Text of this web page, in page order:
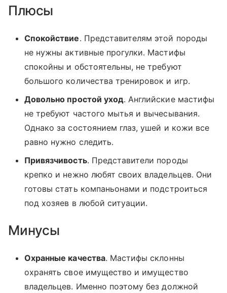
Плюсы
Спокойствие. Представителям этой породы
не нужны активные прогулки. Мастифы
спокойны и обстоятельны, не требуют
большого количества тренировок и игр.
Довольно простой уход. Английские мастифы
не требуют частого мытья и вычесывания.
Однако за состоянием глаз, ушей и кожи все
равно нужно следить.
Привязчивость. Представители породы
крепко и нежно любят своих владельцев. Они
готовы стать компаньонами и подстроиться
под хозяев в любой ситуации.
Минусы
Охранные качества. Мастифы склонны
охранять свое имущество и имущество
владельцев. Именно поэтому без должной